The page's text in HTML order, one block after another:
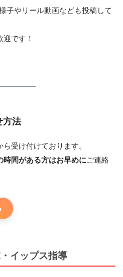
子やリール動画なども投稿して
です！
方法
受け付けております。
時間がある方はお早めにご連絡
イップス指導